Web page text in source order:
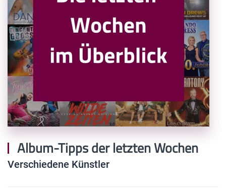
Album-Tipps der letzten Wochen
Verschiedene Künstler